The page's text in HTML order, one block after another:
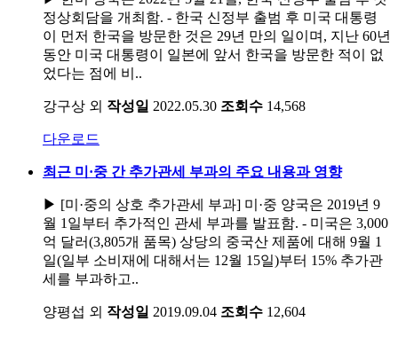
정상회담을 개최함. - 한국 신정부 출범 후 미국 대통령
이 먼저 한국을 방문한 것은 29년 만의 일이며, 지난 60년
동안 미국 대통령이 일본에 앞서 한국을 방문한 적이 없
었다는 점에 비..
강구상 외 작성일 2022.05.30 조회수 14,568
다운로드
최근 미·중 간 추가관세 부과의 주요 내용과 영향
▶ [미·중의 상호 추가관세 부과] 미·중 양국은 2019년 9
월 1일부터 추가적인 관세 부과를 발표함. - 미국은 3,000
억 달러(3,805개 품목) 상당의 중국산 제품에 대해 9월 1
일(일부 소비재에 대해서는 12월 15일)부터 15% 추가관
세를 부과하고..
양평섭 외 작성일 2019.09.04 조회수 12,604